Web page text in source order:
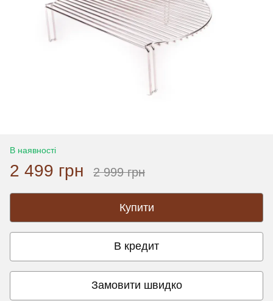
В наявності
2 499 грн 2 999 грн
Купити
В кредит
Замовити швидко